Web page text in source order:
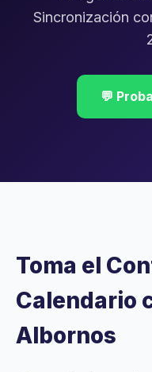
Sincronización
💬
Toma el
Calendario
Albornos